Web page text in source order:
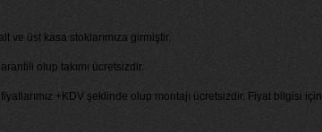
ve üst kasa stoklarımıza girmiştir.
olup takımı ücretsizdir.
+KDV şeklinde olup montajı ücretsizdir. Fiyat bilgisi için